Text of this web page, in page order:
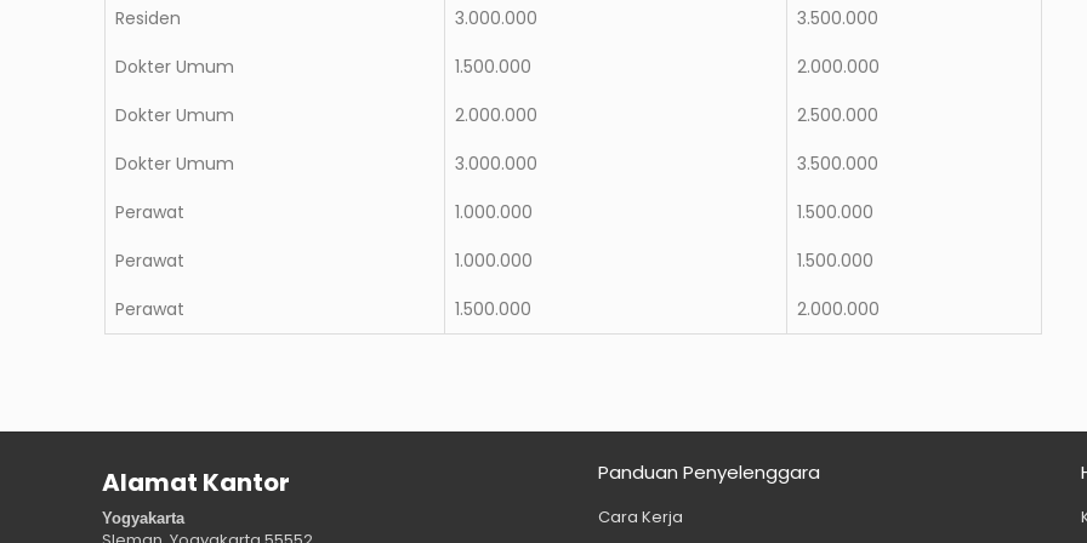
Residen
3.000.000
3.500.000
Dokter Umum
1.500.000
2.000.000
Dokter Umum
2.000.000
2.500.000
Dokter Umum
3.000.000
3.500.000
Perawat
1.000.000
1.500.000
Perawat
1.000.000
1.500.000
Perawat
1.500.000 2.000.000
Alamat Kantor
Yogyakarta
Panduan Penyelenggara
Cara Kerja